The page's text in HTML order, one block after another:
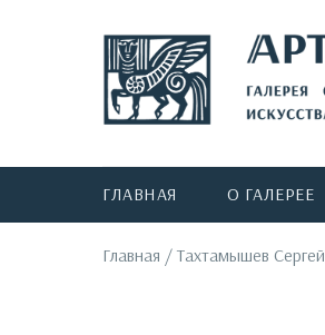
ГЛАВНАЯ О ГАЛЕРЕЕ
Главная / Тахтамышев Сергей